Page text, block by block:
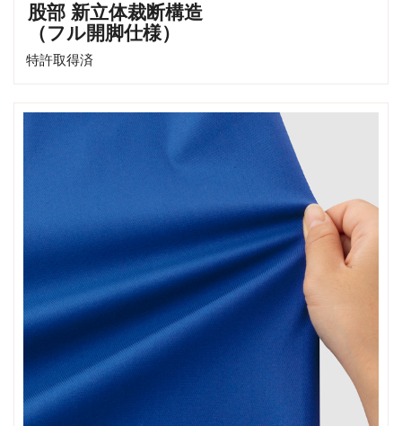
股部 新立体裁断構造
（フル開脚仕様）
特許取得済